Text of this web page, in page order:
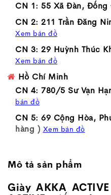
CN 1: 55 Xã Đàn, Đống
CN 2: 211 Trần Đăng
Xem bản đồ
CN 3: 29 Huỳnh Thúc
Xem bản đồ
Hồ Chí Minh
CN 4: 780/5 Sư Vạn
bản đồ
CN 5: 69 Cộng Hòa,
hàng ) Xem bản đồ
Mô tả sản phẩm
Giày AKKA